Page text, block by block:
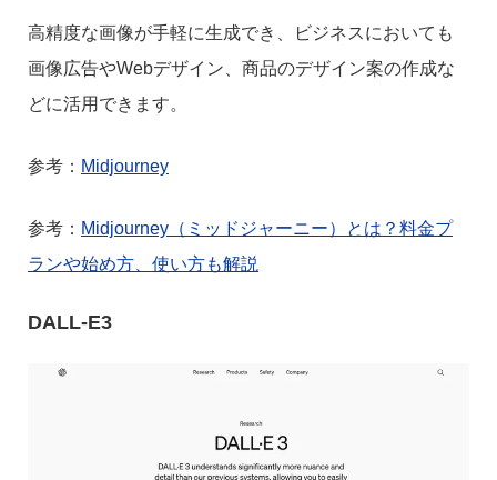
高精度な画像が手軽に生成でき、ビジネスにおいても
画像広告やWebデザイン、商品のデザイン案の作成な
どに活用できます。
参考： Midjourney
参考： Midjourney（ミッドジャーニー）とは？料金プ
ランや始め方、使い方も解説
DALL-E3